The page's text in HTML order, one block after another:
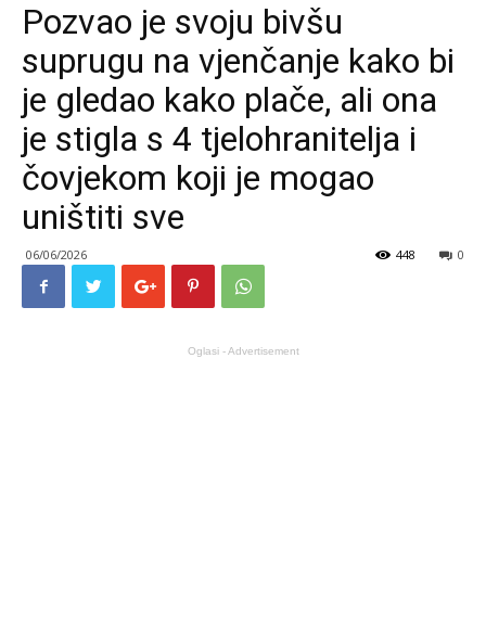
Pozvao je svoju bivšu
suprugu na vjenčanje kako bi
je gledao kako plače, ali ona
je stigla s 4 tjelohranitelja i
čovjekom koji je mogao
uništiti sve
06/06/2026 0
448
Oglasi - Advertisement